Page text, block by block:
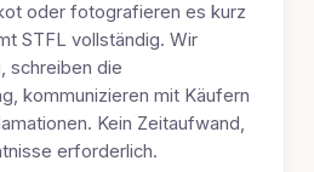
oder fotografieren es kurz
STFL vollständig. Wir
schreiben die
kommunizieren mit Käufern
Kein Zeitaufwand,
erforderlich.